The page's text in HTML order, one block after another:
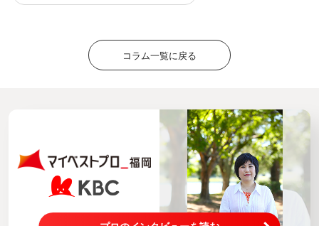
コラム一覧に戻る